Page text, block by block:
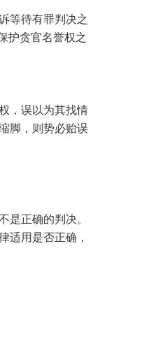
等待有罪判决之
护贪官名誉权之
，误以为其找情
脚，则势必贻误
是正确的判决。
适用是否正确，